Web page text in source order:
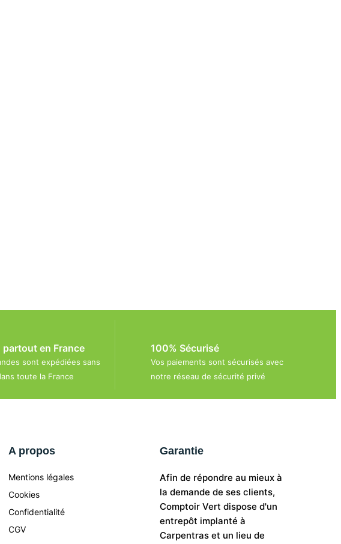
partout en France
sont expédiées sans
toute la France
100% Sécurisé
Vos paiements sont sécurisés avec
notre réseau de sécurité privé
A propos
Mentions légales
Cookies
Confidentialité
CGV
Garantie
Afin de répondre au mieux à
la demande de ses clients,
Comptoir Vert dispose d'un
entrepôt implanté à
Carpentras et un lieu de